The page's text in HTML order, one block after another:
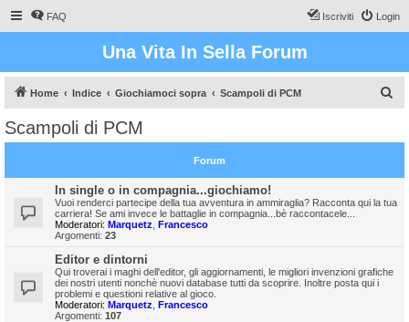
FAQ Login
Iscriviti
Una Vita In Sella Forum
Home Indice Giochiamoci sopra Scampoli di PCM
a
Scampoli di PCM
Forum
In single o in compagnia...giochiamo!
Vuoi renderci partecipe della tua avventura in ammiraglia? Racconta qui la tua
carriera! Se ami invece le battaglie in compagnia...bè raccontacele...
Moderatori: Marquetz Francesco
Argomenti: 23
Editor e dintorni
Qui troverai i maghi dell'editor, gli aggiornamenti, le migliori invenzioni grafiche
dei nostri utenti nonchè nuovi database tutti da scoprire. Inoltre posta qui i
problemi e questioni relative al gioco.
Moderatori: Marquetz Francesco
Argomenti: 107